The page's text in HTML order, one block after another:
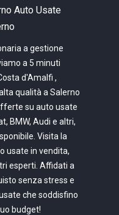
Auto Usate
a gestione
a 5 minuti
d'Amalfi ,
qualità a Salerno
su auto usate
BMW, Audi e altri,
Visita la
usate in vendita,
esperti. Affidati a
senza stress e
che soddisfino
budget!